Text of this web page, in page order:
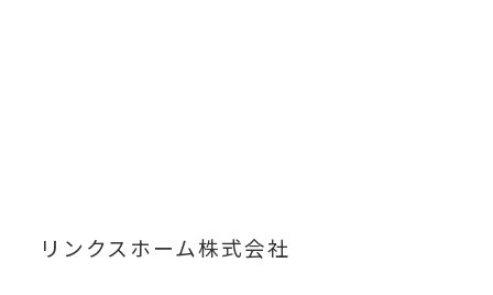
リンクスホーム株式会社